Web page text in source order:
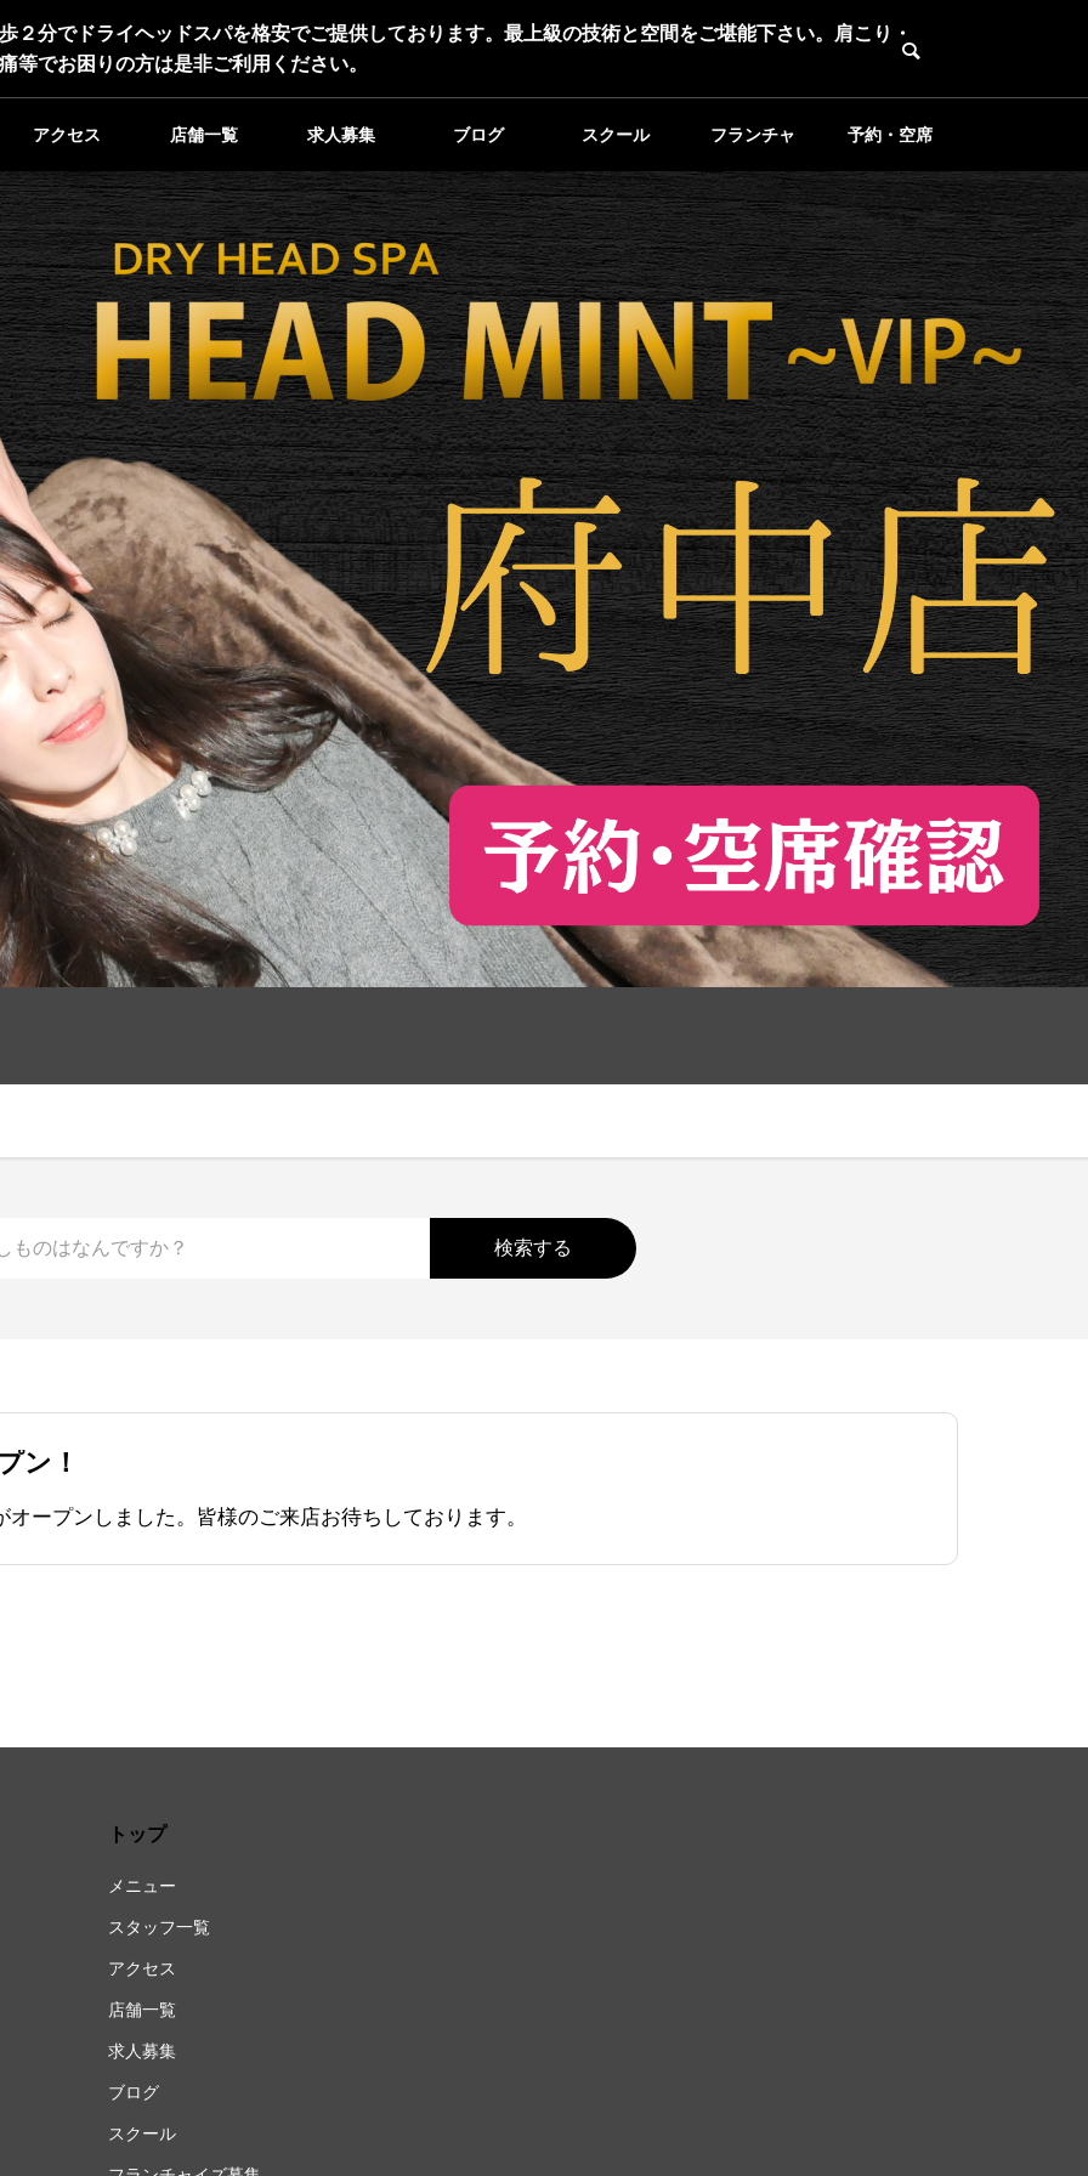
２分でドライヘッドスパを格安でご提供しております。最上級の技術と空間をご堪能下さい。肩こり・
等でお困りの方は是非ご利用ください。
アクセス 店舗一覧 求人募集 ブログ スクール フランチャ
イズ募集
予約・空席
確認
ン！
ープンしました。皆様のご来店お待ちしております。
トップ
メニュー
スタッフ一覧
アクセス
店舗一覧
求人募集
ブログ
スクール